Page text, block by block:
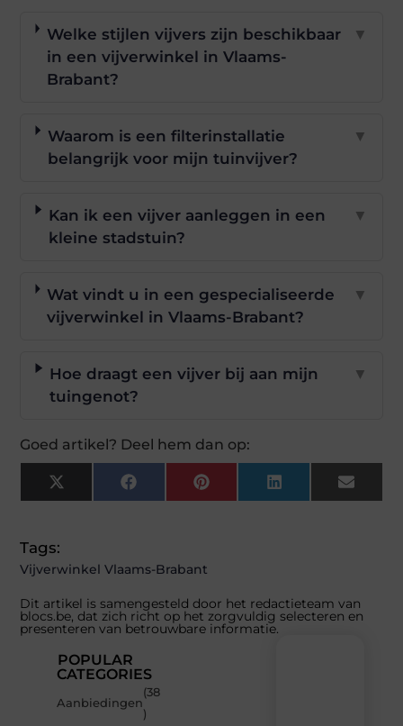
Welke stijlen vijvers zijn beschikbaar
in een vijverwinkel in Vlaams-
Brabant?
▼
Waarom is een filterinstallatie
belangrijk voor mijn tuinvijver?
▼
Kan ik een vijver aanleggen in een
kleine stadstuin?
▼
Wat vindt u in een gespecialiseerde
vijverwinkel in Vlaams-Brabant?
▼
Hoe draagt een vijver bij aan mijn
tuingenot?
▼
Goed artikel? Deel hem dan op:
X
(Twitter)
FacebookPinterestLinkedInEmail
Tags:
Vijverwinkel Vlaams-Brabant
Dit artikel is samengesteld door het redactieteam van
blocs.be, dat zich richt op het zorgvuldig selecteren en
presenteren van betrouwbare informatie.
POPULAR
CATEGORIES
Aanbiedingen
(38
)